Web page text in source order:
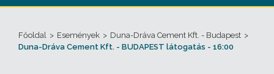
Főoldal > Események > Duna-Dráva Cement Kft. - Budapest >
Duna-Dráva Cement Kft. - BUDAPEST látogatás - 16:00